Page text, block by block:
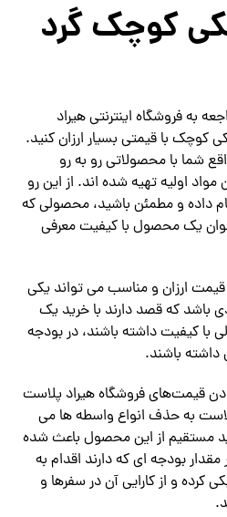
کوچک گرد
به فروشگاه اینترنتی هیراد
کوچک با قیمتی بسیار ارزان کنید.
شما با محصولاتی رو به رو
اولیه تهیه شده اند. از این رو
داده و مطمئن باشید، محصولی که
یک محصول با کیفیت معرفی
ارزان و مناسب می تواند یکی
باشد که قصد دارند با خرید یک
با کیفیت داشته باشند، در بودجه
داشته باشند.
قیمت‌های فروشگاه هیراد پلاست
به حذف انواع واسطه ها می
مستقیم از این محصول باعث شده
مقدار بودجه ای که دارند اقدام به
و از کارایی آن در سفرها و